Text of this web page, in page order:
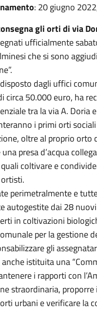
: 20 giugno
gli orti di via
ufficialmente
che si sono
dagli uffici
circa 50.000 euro, ha
tra la via A. Doria
i primi orti
oltre al proprio
presa d’acqua
coltivare e
perimetralmente e
autogestite dai 28
in coltivazioni
per la gestione
gli
istituita una
i rapporti con
straordinaria,
urbani e verificare la